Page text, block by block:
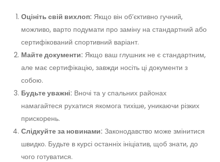
Оцініть свій вихлоп: Якщо він об’єктивно гучний,
можливо, варто подумати про заміну на стандартний або
сертифікований спортивний варіант.
Майте документи: Якщо ваш глушник не є стандартним,
але має сертифікацію, завжди носіть ці документи з
собою.
Будьте уважні: Вночі та у спальних районах
намагайтеся рухатися якомога тихіше, уникаючи різких
прискорень.
Слідкуйте за новинами: Законодавство може змінитися
швидко. Будьте в курсі останніх ініціатив, щоб знати, до
чого готуватися.